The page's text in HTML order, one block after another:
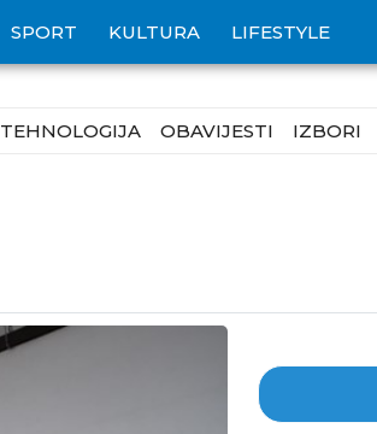
SPORT KULTURA LIFESTYLE
TEHNOLOGIJA OBAVIJESTI IZBORI